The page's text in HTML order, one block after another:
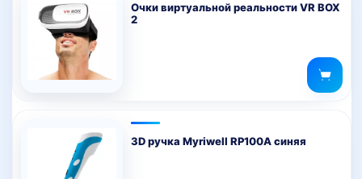
Очки виртуальной реальности VR BOX
2
3D ручка Myriwell RP100A синяя